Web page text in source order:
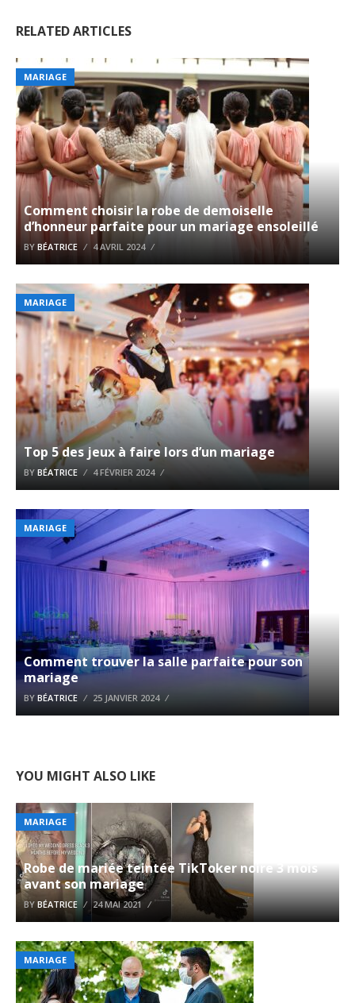
RELATED ARTICLES
MARIAGE
Comment choisir la robe de demoiselle
d’honneur parfaite pour un mariage ensoleillé
BY BÉATRICE 4 AVRIL 2024
MARIAGE
Top 5 des jeux à faire lors d’un mariage
BY BÉATRICE 4 FÉVRIER 2024
MARIAGE
Comment trouver la salle parfaite pour son
mariage
BY BÉATRICE 25 JANVIER 2024
YOU MIGHT ALSO LIKE
MARIAGE
Robe de mariée teintée TikToker noire 3 mois
avant son mariage
BY BÉATRICE 24 MAI 2021
MARIAGE